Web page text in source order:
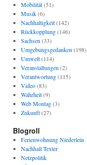
Mobilität(51)
Musik(6)
Nachhaltigkeit(142)
Rückkopplung(146)
Sachsen (33)
Umgebungsgedanken (198)
Umwelt(114)
Veranstaltungen (2)
Verantwortung(115)
Video(83)
Wahrheit(9)
Web Montag(3)
Zukunft(27)
Blogroll
Ferienwohnung Niederlein
Nachhall Texter
Netzpolitik